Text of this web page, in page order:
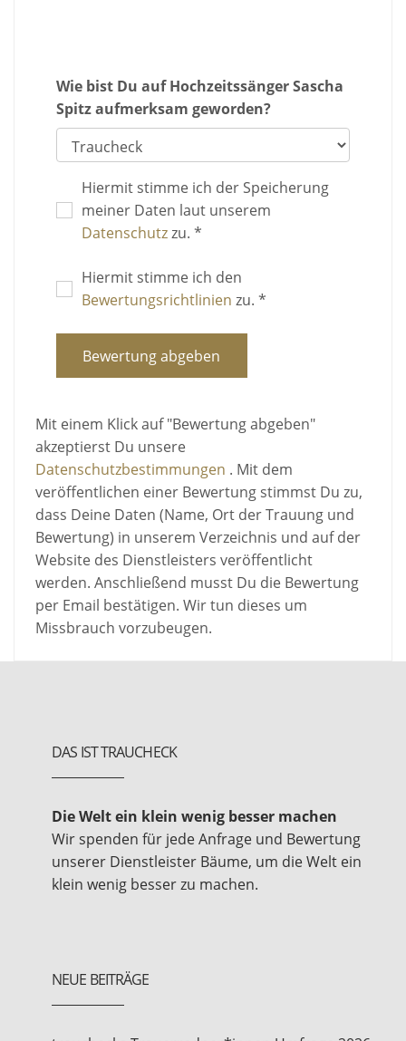
Wie bist Du auf Hochzeitssänger Sascha
Spitz aufmerksam geworden?
Hiermit stimme ich der Speicherung
meiner Daten laut unserem
Datenschutzzu. *
Hiermit stimme ich den
Bewertungsrichtlinien zu. *
Bewertung abgeben
Mit einem Klick auf "Bewertung abgeben"
akzeptierst Du unsere
Datenschutzbestimmungen . Mit dem
veröffentlichen einer Bewertung stimmst Du zu,
dass Deine Daten (Name, Ort der Trauung und
Bewertung) in unserem Verzeichnis und auf der
Website des Dienstleisters veröffentlicht
werden. Anschließend musst Du die Bewertung
per Email bestätigen. Wir tun dieses um
Missbrauch vorzubeugen.
DAS IST TRAUCHECK
Die Welt ein klein wenig besser machen
Wir spenden für jede Anfrage und Bewertung
unserer Dienstleister Bäume, um die Welt ein
klein wenig besser zu machen.
NEUE BEITRÄGE